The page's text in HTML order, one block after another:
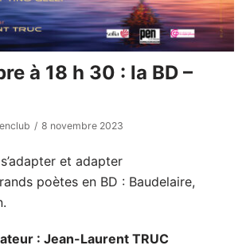
à 18 h 30 : la BD –
8 novembre 2023
et adapter
poètes en BD : Baudelaire,
: Jean-Laurent TRUC